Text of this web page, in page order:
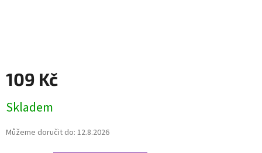
109 Kč
cena:
Skladem
Můžeme doručit do: 12.8.2026